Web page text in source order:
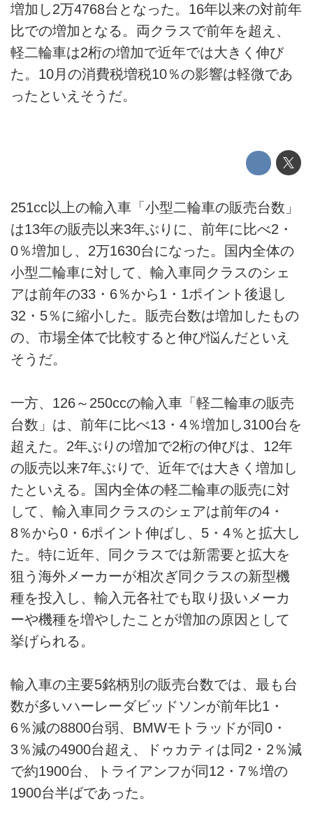
増加し2万4768台となった。16年以来の対前年
比での増加となる。両クラスで前年を超え、
軽二輪車は2桁の増加で近年では大きく伸び
た。10月の消費税増税10％の影響は軽微であ
ったといえそうだ。
251cc以上の輸入車「小型二輪車の販売台数」
は13年の販売以来3年ぶりに、前年に比べ2・
0％増加し、2万1630台になった。国内全体の
小型二輪車に対して、輸入車同クラスのシェ
アは前年の33・6％から1・1ポイント後退し
32・5％に縮小した。販売台数は増加したもの
の、市場全体で比較すると伸び悩んだといえ
そうだ。
一方、126～250ccの輸入車「軽二輪車の販売
台数」は、前年に比べ13・4％増加し3100台を
超えた。2年ぶりの増加で2桁の伸びは、12年
の販売以来7年ぶりで、近年では大きく増加し
たといえる。国内全体の軽二輪車の販売に対
して、輸入車同クラスのシェアは前年の4・
8％から0・6ポイント伸ばし、5・4％と拡大し
た。特に近年、同クラスでは新需要と拡大を
狙う海外メーカーが相次ぎ同クラスの新型機
種を投入し、輸入元各社でも取り扱いメーカ
ーや機種を増やしたことが増加の原因として
挙げられる。
輸入車の主要5銘柄別の販売台数では、最も台
数が多いハーレーダビッドソンが前年比1・
6％減の8800台弱、BMWモトラッドが同0・
3％減の4900台超え、ドゥカティは同2・2％減
で約1900台、トライアンフが同12・7％増の
1900台半ばであった。